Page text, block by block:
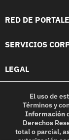
RED DE
SERVICIOS
LEGAL
El uso de
Términos y
Información
Derechos
total o parcial,